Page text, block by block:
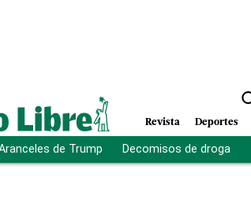
Revista Deportes
de Trump Decomisos de droga